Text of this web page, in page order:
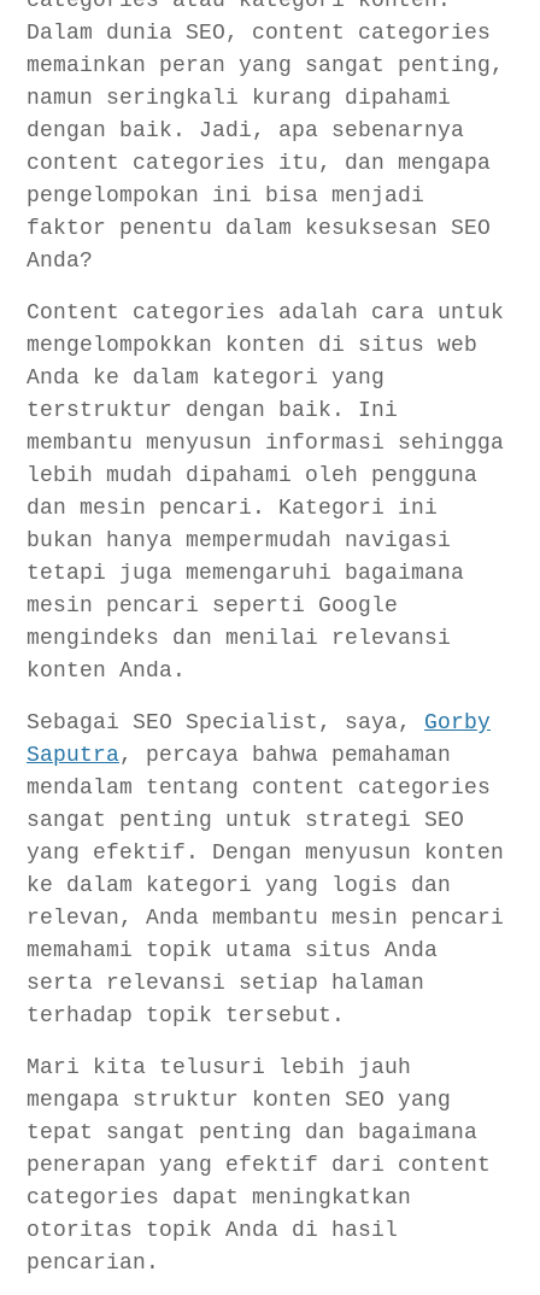
Dalam dunia SEO, content categories
memainkan peran yang sangat penting,
namun seringkali kurang dipahami
dengan baik. Jadi, apa sebenarnya
content categories itu, dan mengapa
pengelompokan ini bisa menjadi
faktor penentu dalam kesuksesan SEO
Anda?
Content categories adalah cara untuk
mengelompokkan konten di situs web
Anda ke dalam kategori yang
terstruktur dengan baik. Ini
membantu menyusun informasi sehingga
lebih mudah dipahami oleh pengguna
dan mesin pencari. Kategori ini
bukan hanya mempermudah navigasi
tetapi juga memengaruhi bagaimana
mesin pencari seperti Google
mengindeks dan menilai relevansi
konten Anda.
Sebagai SEO Specialist, saya, Gorby
Saputra, percaya bahwa pemahaman
mendalam tentang content categories
sangat penting untuk strategi SEO
yang efektif. Dengan menyusun konten
ke dalam kategori yang logis dan
relevan, Anda membantu mesin pencari
memahami topik utama situs Anda
serta relevansi setiap halaman
terhadap topik tersebut.
Mari kita telusuri lebih jauh
mengapa struktur konten SEO yang
tepat sangat penting dan bagaimana
penerapan yang efektif dari content
categories dapat meningkatkan
otoritas topik Anda di hasil
pencarian.